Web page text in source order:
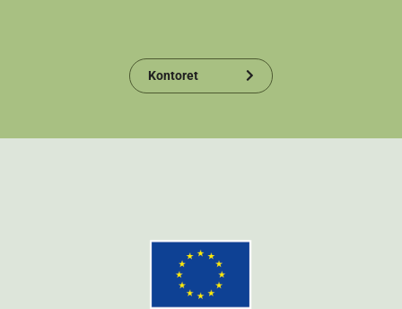
Kontoret